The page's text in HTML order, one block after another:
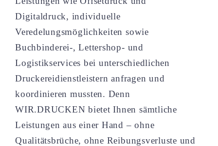
Digitaldruck, individuelle
Veredelungsmöglichkeiten sowie
Buchbinderei-, Lettershop- und
Logistikservices bei unterschiedlichen
Druckereidienstleistern anfragen und
koordinieren mussten. Denn
WIR.DRUCKEN bietet Ihnen sämtliche
Leistungen aus einer Hand – ohne
Qualitätsbrüche, ohne Reibungsverluste und